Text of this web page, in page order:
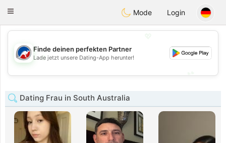
Australia Chat
Toggle
Mode Login
💖
💕
Finde deinen perfekten Partner
Lade jetzt unsere Dating-App herunter!
Dating Frau in South Australia